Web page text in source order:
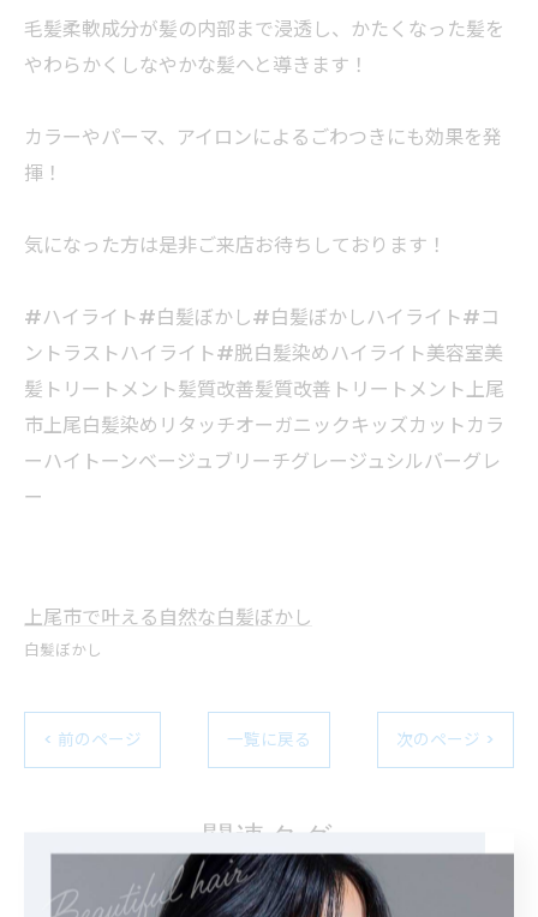
毛髪柔軟成分が髪の内部まで浸透し、かたくなった髪を
やわらかくしなやかな髪へと導きます！
カラーやパーマ、アイロンによるごわつきにも効果を発
揮！
気になった方は是非ご来店お待ちしております！
#ハイライト#白髪ぼかし#白髪ぼかしハイライト#コ
ントラストハイライト#脱白髪染めハイライト美容室美
髪トリートメント髪質改善髪質改善トリートメント上尾
市上尾白髪染めリタッチオーガニックキッズカットカラ
ーハイトーンベージュブリーチグレージュシルバーグレ
ー
上尾市で叶える自然な白髪ぼかし
白髪ぼかし
< 前のページ 一覧に戻る 次のページ >
関連タグ